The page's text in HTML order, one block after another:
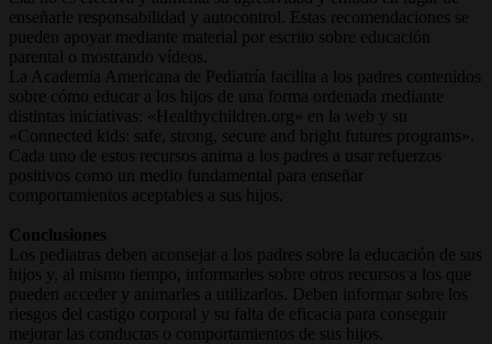
enseñarle responsabilidad y autocontrol. Estas recomendaciones se
pueden apoyar mediante material por escrito sobre educación
parental o mostrando vídeos.
La Academia Americana de Pediatría facilita a los padres contenidos
sobre cómo educar a los hijos de una forma ordenada mediante
distintas iniciativas: «Healthychildren.org» en la web y su
«Connected kids: safe, strong, secure and bright futures programs».
Cada uno de estos recursos anima a los padres a usar refuerzos
positivos como un medio fundamental para enseñar
comportamientos aceptables a sus hijos.
Conclusiones
Los pediatras deben aconsejar a los padres sobre la educación de sus
hijos y, al mismo tiempo, informarles sobre otros recursos a los que
pueden acceder y animarles a utilizarlos. Deben informar sobre los
riesgos del castigo corporal y su falta de eficacia para conseguir
mejorar las conductas o comportamientos de sus hijos.